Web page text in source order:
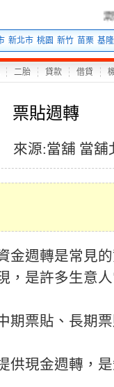
票
新北市 桃園 新竹 苗栗 基隆
二胎 貸款 借貸
票貼週轉
來源:當舖 當舖
金週轉是常見
，是許多生意
期票貼、長期
供現金週轉，